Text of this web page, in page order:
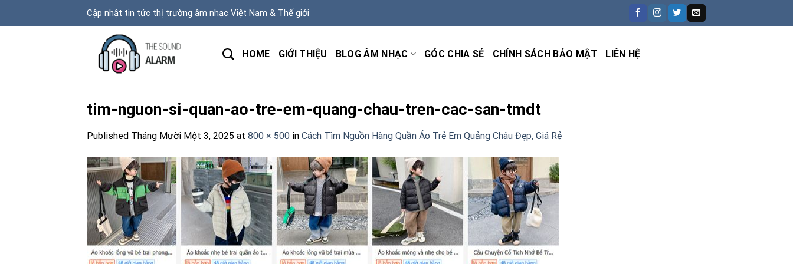
Cập nhật tin tức thị trường âm nhạc Việt Nam & Thế giới
HOME GIỚI THIỆU BLOG ÂM NHẠC GÓC CHIA SẺ CHÍNH SÁCH BẢO MẬT LIÊN HỆ
tim-nguon-si-quan-ao-tre-em-quang-chau-tren-cac-san-tmdt
Published Tháng Mười Một 3, 2025 at 800 × 500 in Cách Tìm Nguồn Hàng Quần Áo Trẻ Em Quảng Châu Đẹp, Giá Rẻ